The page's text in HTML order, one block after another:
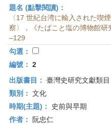
題名 (點擊閱讀)：
〈17 世紀台湾に輸入された喫
察〉，《たばこと塩の博物館
–129
勾選：
編號： 2
出版書目： 臺灣史研究文獻類
類別： 文化
時期(主題)：
史前與早期
作者：
阮忠仁